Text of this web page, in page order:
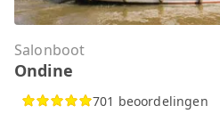
Salonboot
Ondine
701 beoordelingen